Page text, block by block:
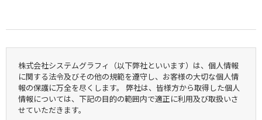
株式会社システムグラフィ（以下弊社といいます）は、個人情報
に関する法令及びその他の規範を遵守し、お客様の大切な個人情
報の保護に万全を尽くします。 弊社は、皆様方から取得した個人
情報については、下記の目的の範囲内で適正に利用及び取扱いさ
せていただきます。